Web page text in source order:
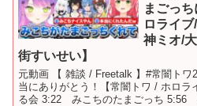
まごっ
ロライ
神ミオ/
街すいせい】
元動画 【 雑談 / Freetalk 】#常闇トワ
当にありがとう！【常闇トワ / ホロ
る会 3:22 みこちのたまごっち 5:56